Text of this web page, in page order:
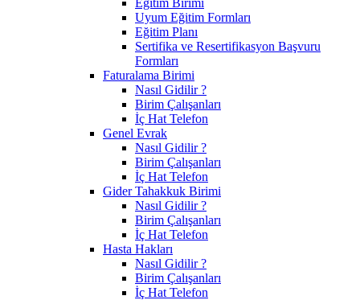
Uyum Eğitim Formları
Eğitim Planı
Sertifika ve Resertifikasyon Başvuru
Formları
Faturalama Birimi
Nasıl Gidilir ?
Birim Çalışanları
İç Hat Telefon
Genel Evrak
Nasıl Gidilir ?
Birim Çalışanları
İç Hat Telefon
Gider Tahakkuk Birimi
Nasıl Gidilir ?
Birim Çalışanları
İç Hat Telefon
Hasta Hakları
Nasıl Gidilir ?
Birim Çalışanları
İç Hat Telefon